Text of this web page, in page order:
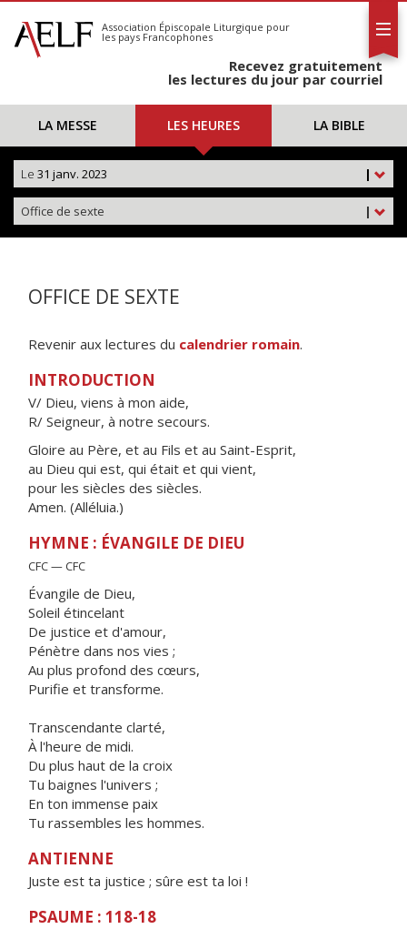
S'abonner
Calendrier
Association Épiscopale Liturgique pour
les pays Francophones
Recevez gratuitement
les lectures du jour par courriel
LA MESSE LES HEURES LA BIBLE
|
Le 31 janv. 2023
|
Office de sexte
OFFICE DE SEXTE
Revenir aux lectures du calendrier romain.
INTRODUCTION
V/ Dieu, viens à mon aide,
R/ Seigneur, à notre secours.
Gloire au Père, et au Fils et au Saint-Esprit,
au Dieu qui est, qui était et qui vient,
pour les siècles des siècles.
Amen. (Alléluia.)
HYMNE : ÉVANGILE DE DIEU
CFC — CFC
Évangile de Dieu,
Soleil étincelant
De justice et d'amour,
Pénètre dans nos vies ;
Au plus profond des cœurs,
Purifie et transforme.
Transcendante clarté,
À l'heure de midi.
Du plus haut de la croix
Tu baignes l'univers ;
En ton immense paix
Tu rassembles les hommes.
ANTIENNE
Juste est ta justice ; sûre est ta loi !
PSAUME : 118-18